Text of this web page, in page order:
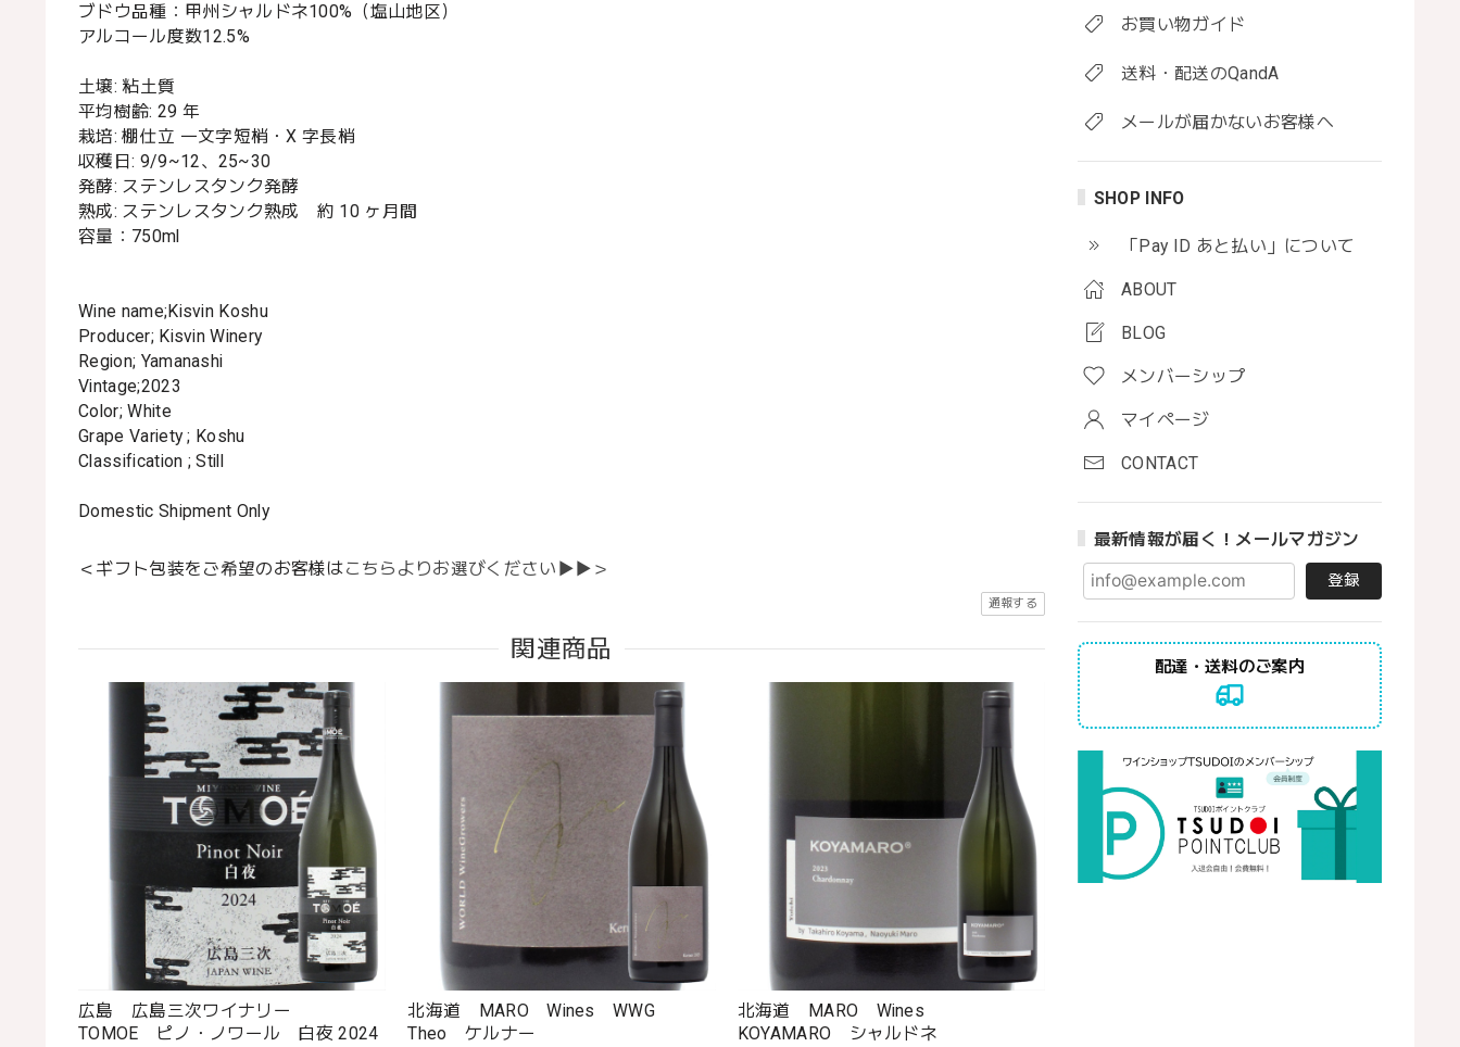
お買い物ガイド
送料・配送のQandA
メールが届かないお客様へ
SHOP INFO
「Pay ID あと払い」について
ABOUT
BLOG
メンバーシップ
マイページ
CONTACT
最新情報が届く！メールマガジン
登録
配達・送料のご案内
ブドウ品種：甲州シャルドネ100%（塩山地区）
アルコール度数12.5%
土壌: 粘土質
平均樹齢: 29 年
栽培: 棚仕立 一文字短梢・X 字長梢
収穫日: 9/9~12、25~30
発酵: ステンレスタンク発酵
熟成: ステンレスタンク熟成 約 10 ヶ月間
容量：750ml
Wine name;Kisvin Koshu
Producer; Kisvin Winery
Region; Yamanashi
Vintage;2023
Color; White
Grape Variety ; Koshu
Classification ; Still
Domestic Shipment Only
＜ギフト包装をご希望のお客様はこちらよりお選びください▶▶＞
通報する
関連商品
広島 広島三次ワイナリー
TOMOE ピノ・ノワール 白夜 2024
北海道 MARO Wines WWG
Theo ケルナー
北海道 MARO Wines
KOYAMARO シャルドネ